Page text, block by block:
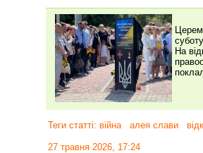
На
Теги статті: війна алея слави
27 травня 2026, 17:24